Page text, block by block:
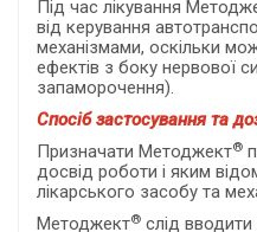
Під час лікування
від керування
механізмами, оскільки
ефектів з боку нервової
запаморочення).
Спосіб застосування та
Призначати Методжект®
досвід роботи і яким
лікарського засобу та
Методжект® слід